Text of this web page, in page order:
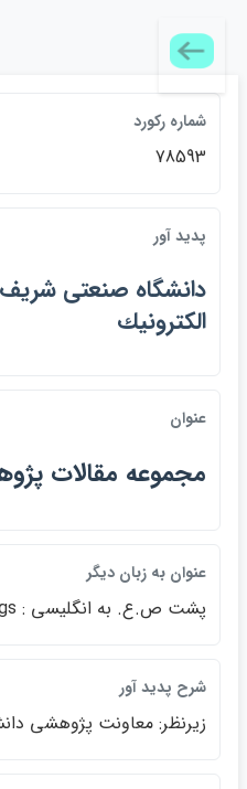
شماره ركورد
78593
پديد آور
دانشگاه صنعتي
الكترونيك
عنوان
مجموعه مقالات
عنوان به زبان ديگر
پشت ص.ع. به انگليسي : Research proceedings
شرح پديد آور
زيرنظر: معاونت پژوهشي